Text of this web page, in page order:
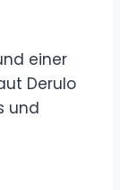
einer
Derulo
und